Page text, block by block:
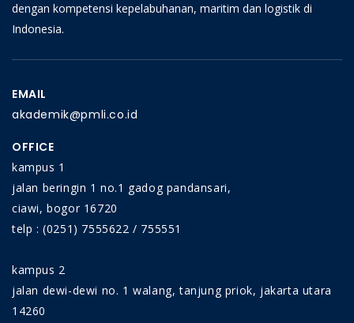
dengan kompetensi kepelabuhanan, maritim dan logistik di
Indonesia.
EMAIL
akademik@pmli.co.id
OFFICE
kampus 1
jalan beringin 1 no.1 gadog pandansari,
ciawi, bogor 16720
telp : (0251) 7555622 / 755551
kampus 2
jalan dewi-dewi no. 1 walang, tanjung priok, jakarta utara
14260